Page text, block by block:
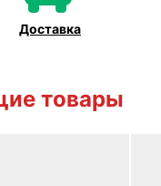
Доставка
товары